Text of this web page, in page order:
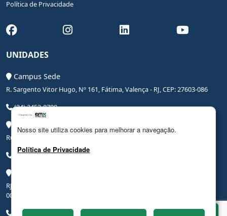
Política de Privacidade
UNIDADES
Campus Sede
R. Sargento Vitor Hugo, Nº 161, Fátima, Valença - RJ, CEP: 27603-086
(24) 2453-0700
Rua Coronel Leite Pinto, Nº 20, Centro, Valença - RJ, CEP: 27600-000
(24) 3206-0090
RJ-145, Rodovia Benjamin Ielpo, Nº 20510, Valença - RJ, CEP: 27600-
000
(24) 2453-0700
Nosso site utiliza cookies para melhorar a navegação.
Política de Privacidade